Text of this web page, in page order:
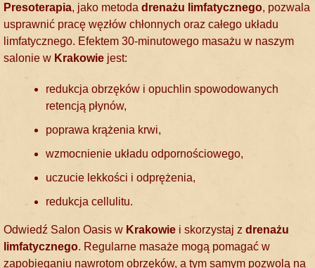
Presoterapia, jako metoda drenażu limfatycznego, pozwala
usprawnić pracę węzłów chłonnych oraz całego układu
limfatycznego. Efektem 30-minutowego masażu w naszym
salonie w Krakowie jest:
redukcja obrzęków i opuchlin spowodowanych
retencją płynów,
poprawa krążenia krwi,
wzmocnienie układu odpornościowego,
uczucie lekkości i odprężenia,
redukcja cellulitu.
Odwiedź Salon Oasis w Krakowie i skorzystaj z drenażu
limfatycznego. Regularne masaże mogą pomagać w
zapobieganiu nawrotom obrzęków, a tym samym pozwolą na